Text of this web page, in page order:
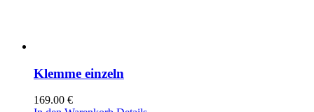
Klemme einzeln
169.00 €